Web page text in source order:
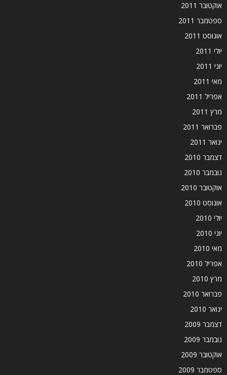
אוקטובר 2011
ספטמבר 2011
אוגוסט 2011
יולי 2011
יוני 2011
מאי 2011
אפריל 2011
מרץ 2011
פברואר 2011
ינואר 2011
דצמבר 2010
נובמבר 2010
אוקטובר 2010
אוגוסט 2010
יולי 2010
יוני 2010
מאי 2010
אפריל 2010
מרץ 2010
פברואר 2010
ינואר 2010
דצמבר 2009
נובמבר 2009
אוקטובר 2009
ספטמבר 2009